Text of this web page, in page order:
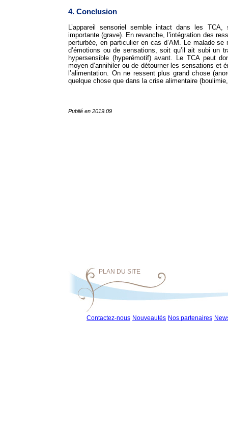
4. Conclusion
L’appareil sensoriel semble intact dans les
importante (grave). En revanche, l’intégration des
perturbée, en particulier en cas d’AM. Le malade se
d’émotions ou de sensations, soit qu’il ait subi un
hypersensible (hyperémotif) avant. Le TCA peut
moyen d’annihiler ou de détourner les sensations et
l’alimentation. On ne ressent plus grand chose
quelque chose que dans la crise alimentaire
Publié en 2019.09
PLAN DU SITE
Contactez-nous Nouveautés Nos partenaires